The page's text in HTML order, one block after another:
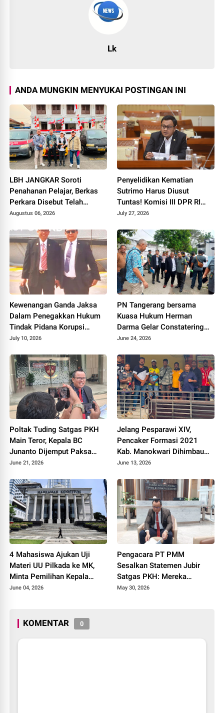
Lk
ANDA MUNGKIN MENYUKAI POSTINGAN INI
LBH JANGKAR Soroti
Penahanan Pelajar, Berkas
Perkara Disebut Telah
Dicabut
Augustus 06, 2026
Penyelidikan Kematian
Sutrimo Harus Diusut
Tuntas! Komisi III DPR RI
Desak Polda Metro Jaya
Hukum
July 27, 2026
Kewenangan Ganda Jaksa
Dalam Penegakkan Hukum
Tindak Pidana Korupsi
Dipertanyakan
July 10, 2026
PN Tangerang bersama
Kuasa Hukum Herman
Darma Gelar Constatering
Jelang Eksekusi Lahan di
June 24, 2026
Poltak Tuding Satgas PKH
Main Teror, Kepala BC
Junanto Dijemput Paksa
Tanpa Surat Panggilan
June 21, 2026
Jelang Pesparawi XIV,
Pencaker Formasi 2021
Kab. Manokwari Dihimbau
Jaga Kamtibmas
June 13, 2026
4 Mahasiswa Ajukan Uji
Materi UU Pilkada ke MK,
Minta Pemilihan Kepala
Daerah Tetap Dilakukan
June 04, 2026
Pengacara PT PMM
Sesalkan Statemen Jubir
Satgas PKH: Mereka
Melanggar Aturan Malah
May 30, 2026
KOMENTAR 0